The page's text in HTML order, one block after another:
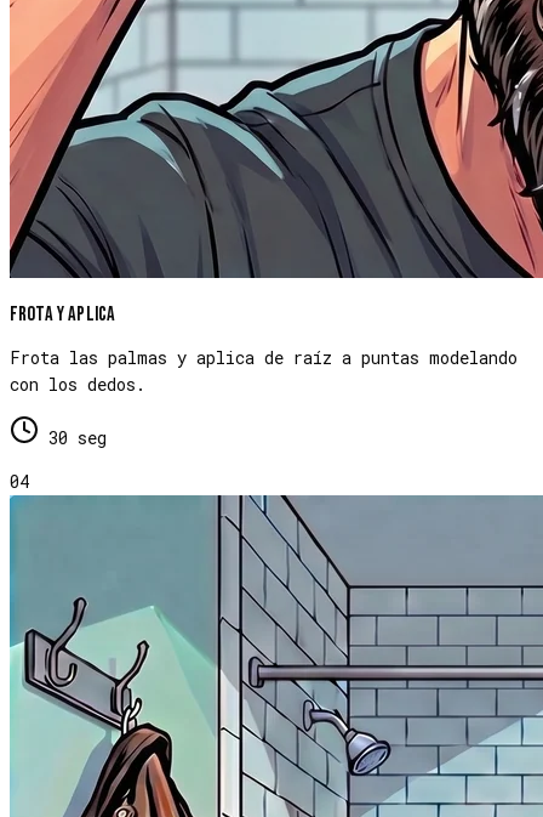
Frota y aplica
Frota las palmas y aplica de raíz a puntas modelando
con los dedos.
30 seg
04